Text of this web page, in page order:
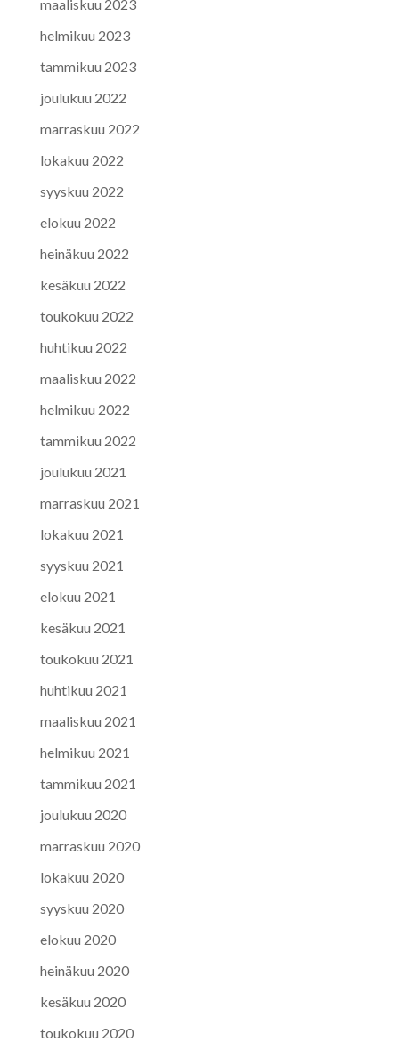
maaliskuu 2023
helmikuu 2023
tammikuu 2023
joulukuu 2022
marraskuu 2022
lokakuu 2022
syyskuu 2022
elokuu 2022
heinäkuu 2022
kesäkuu 2022
toukokuu 2022
huhtikuu 2022
maaliskuu 2022
helmikuu 2022
tammikuu 2022
joulukuu 2021
marraskuu 2021
lokakuu 2021
syyskuu 2021
elokuu 2021
kesäkuu 2021
toukokuu 2021
huhtikuu 2021
maaliskuu 2021
helmikuu 2021
tammikuu 2021
joulukuu 2020
marraskuu 2020
lokakuu 2020
syyskuu 2020
elokuu 2020
heinäkuu 2020
kesäkuu 2020
toukokuu 2020